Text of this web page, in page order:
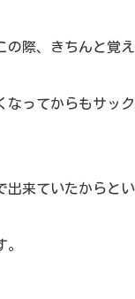
の際、きちんと覚
なってからもサッ
出来ていたからと